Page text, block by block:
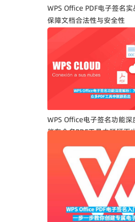
WPS Office PDF电子签名
保障文档合法性与安全性
WPS Office电子签名功能深
能在众多PDF工具中脱颖而